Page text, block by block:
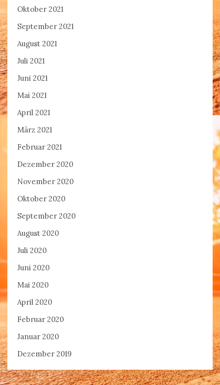
Oktober 2021
September 2021
August 2021
Juli 2021
Juni 2021
Mai 2021
April 2021
März 2021
Februar 2021
Dezember 2020
November 2020
Oktober 2020
September 2020
August 2020
Juli 2020
Juni 2020
Mai 2020
April 2020
Februar 2020
Januar 2020
Dezember 2019